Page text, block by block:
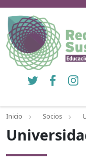
Twitter Facebook
Inicio Socios